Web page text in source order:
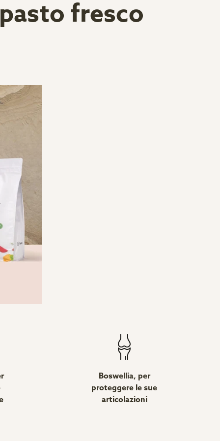
fresco
Boswellia, per
proteggere le sue
articolazioni